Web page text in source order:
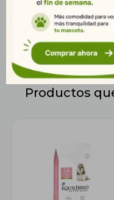
mantenerse saludables
2,5kg. ? Entrega rápida
Productos